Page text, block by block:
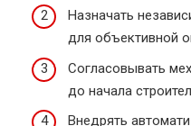
Назначать
для объективной
Согласовывать
до начала
Внедрять